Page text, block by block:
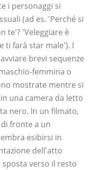
i personaggi si
(ad es. 'Perché si
te'? 'Veleggiare è
ti farà star male'). I
brevi sequenze
femmina o
mostrate mentre si
una camera da letto
nero. In un filmato,
fronte a un
esibirsi in
dell'atto
sposta verso il resto